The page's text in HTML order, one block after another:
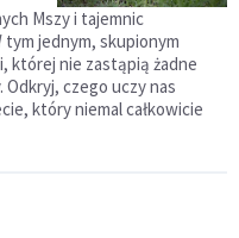
Mszy i tajemnic
jednym, skupionym
której nie zastąpią żadne
czego uczy nas
który niemal całkowicie